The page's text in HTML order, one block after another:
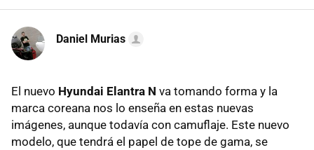
Daniel Murias
El nuevo Hyundai Elantra N va tomando forma y la
marca coreana nos lo enseña en estas nuevas
imágenes, aunque todavía con camuflaje. Este nuevo
modelo, que tendrá el papel de tope de gama, se